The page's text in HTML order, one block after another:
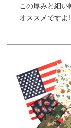
この厚みと細い
オススメですよ！